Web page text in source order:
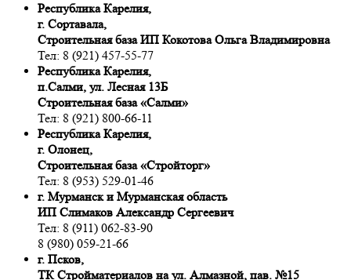
Республика Карелия,
г. Сортавала,
Строительная база ИП Кокотова Ольга Владимировна
Тел: 8 (921) 457-55-77
Республика Карелия,
п.Салми, ул. Лесная 13Б
Строительная база «Салми»
Тел: 8 (921) 800-66-11
Республика Карелия,
г. Олонец,
Строительная база «Стройторг»
Тел: 8 (953) 529-01-46
г. Мурманск и Мурманская область
ИП Слимаков Александр Сергеевич
Тел: 8 (911) 062-83-90
8 (980) 059-21-66
г. Псков,
ТК Стройматериалов на ул. Алмазной, пав. №15